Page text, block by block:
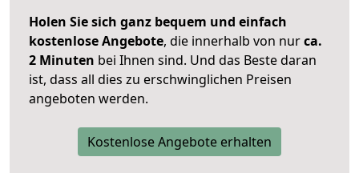
Holen Sie sich ganz bequem und einfach
kostenlose Angebote, die innerhalb von nurca.
2 Minuten bei Ihnen sind. Und das Beste daran
ist, dass all dies zu erschwinglichen Preisen
angeboten werden.
Kostenlose Angebote erhalten